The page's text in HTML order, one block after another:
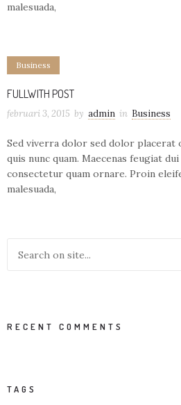
malesuada,
Business
FULLWITH POST
februari 3, 2015 by admin in Business
Sed viverra dolor sed dolor placerat
quis nunc quam. Maecenas feugiat
consectetur quam ornare. Proin
malesuada,
RECENT COMMENTS
TAGS